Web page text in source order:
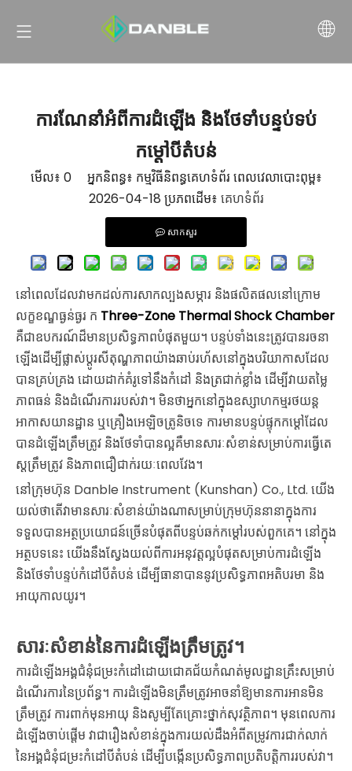
ការណែនាំអំពីការដំឡើង និងថែទាំបន្ទប់ទប់
កម្ដៅបីតំបន់
មើល៖ 0អ្នកនិពន្ធ៖ កម្មវិធីនិពន្ធគេហទំព័រ ពេលវេលាបោះពុម្ព៖
2026-04-18 ប្រភពដើម៖ គេហទំព័រ
សាកសួរ
នៅពេលដែលវាមកដល់ការសាកល្បងសម្ភារ និងផលិតផលនៅក្រោម
លក្ខខណ្ឌធ្ងន់ធ្ងរ ក Three-Zone Thermal Shock Chamber
គឺជាឧបករណ៍ដ៏មានប្រសិទ្ធភាពបំផុតមួយ។ បន្ទប់ទាំងនេះត្រូវបានរចនា
ឡើងដើម្បីផ្លាស់ប្តូរសីតុណ្ហភាពយ៉ាងឆាប់រហ័សនៅក្នុងបរិយាកាសដែល
បានគ្រប់គ្រង ដោយដាក់គំរូទៅនឹងកំដៅ និងត្រជាក់ខ្លាំង ដើម្បីវាយតម្លៃ
ភាពធន់ និងដំណើរការរបស់វា។ មិនថាអ្នកនៅក្នុងឧស្សាហកម្មរថយន្ត
អាកាសយានដ្ឋាន ឬគ្រឿងអេឡិចត្រូនិចទេ ការមានបន្ទប់ផ្ទុកកម្ដៅដែល
បានដំឡើងត្រឹមត្រូវ និងថែទាំបានល្អគឺមានសារៈសំខាន់សម្រាប់ការធ្វើតេ
ស្តត្រឹមត្រូវ និងភាពជឿជាក់រយៈពេលវែង។
នៅក្រុមហ៊ុន Danble Instrument (Kunshan) Co., Ltd. យើង
យល់ថាតើវាមានសារៈសំខាន់យ៉ាងណាសម្រាប់ក្រុមហ៊ុននានាក្នុងការ
ទទួលបានអត្ថប្រយោជន៍ច្រើនបំផុតពីបន្ទប់ឆក់កម្ដៅរបស់ពួកគេ។ នៅក្នុង
អត្ថបទនេះ យើងនឹងស្វែងយល់ពីការអនុវត្តល្អបំផុតសម្រាប់ការដំឡើង
និងថែទាំបន្ទប់កំដៅបីតំបន់ ដើម្បីធានាបាននូវប្រសិទ្ធភាពអតិបរមា និង
អាយុកាលយូរ។
សារៈសំខាន់នៃការដំឡើងត្រឹមត្រូវ។
ការដំឡើងអង្គជំនុំជម្រះកំដៅដោយជោគជ័យកំណត់មូលដ្ឋានគ្រឹះសម្រាប់
ដំណើរការនៃប្រព័ន្ធ។ ការដំឡើងមិនត្រឹមត្រូវអាចនាំឱ្យមានការអានមិន
ត្រឹមត្រូវ ការពាក់មុនអាយុ និងសូម្បីតែគ្រោះថ្នាក់សុវត្ថិភាព។ មុនពេលការ
ដំឡើងចាប់ផ្តើម វាជារឿងសំខាន់ក្នុងការយល់ដឹងអំពីតម្រូវការជាក់លាក់
នៃអង្គជំនុំជម្រះកំដៅបីតំបន់ ដើម្បីបង្កើនប្រសិទ្ធភាពប្រតិបត្តិការរបស់វា។